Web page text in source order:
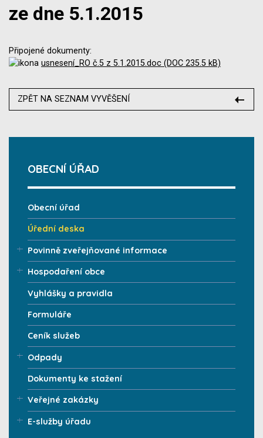
ze dne 5.1.2015
Připojené dokumenty:
usnesení_RO č.5 z 5.1.2015.doc (DOC 235.5 kB)
ZPĚT NA SEZNAM VYVĚŠENÍ
OBECNÍ ÚŘAD
Obecní úřad
Úřední deska
Povinně zveřejňované informace
Hospodaření obce
Vyhlášky a pravidla
Formuláře
Ceník služeb
Odpady
Dokumenty ke stažení
Veřejné zakázky
E-služby úřadu